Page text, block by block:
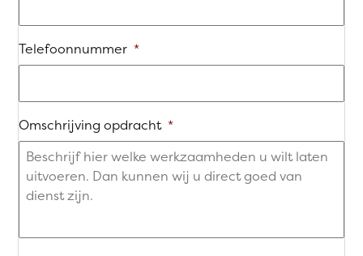
Telefoonnummer *
Omschrijving opdracht *